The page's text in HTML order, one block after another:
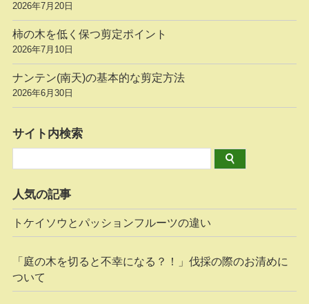
2026年7月20日
柿の木を低く保つ剪定ポイント
2026年7月10日
ナンテン(南天)の基本的な剪定方法
2026年6月30日
サイト内検索
人気の記事
トケイソウとパッションフルーツの違い
「庭の木を切ると不幸になる？！」伐採の際のお清めに
ついて